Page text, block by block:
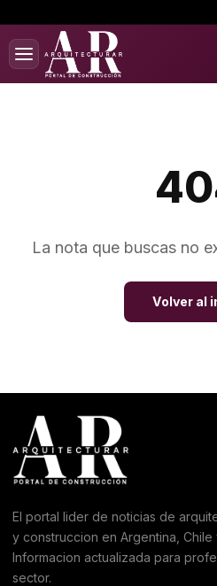
La nota que buscas no
Volver al
El portal lider de noticias de
y construccion en Argentina, Chile
Informacion actualizada para
sector.